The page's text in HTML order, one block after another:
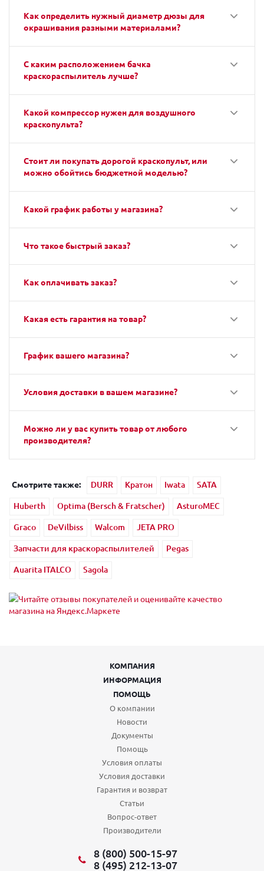
Как определить нужный диаметр дюзы для
окрашивания разными материалами?
С каким расположением бачка
краскораспылитель лучше?
Какой компрессор нужен для воздушного
краскопульта?
Стоит ли покупать дорогой краскопульт, или
можно обойтись бюджетной моделью?
Какой график работы у магазина?
Что такое быстрый заказ?
Как оплачивать заказ?
Какая есть гарантия на товар?
График вашего магазина?
Условия доставки в вашем магазине?
Можно ли у вас купить товар от любого
производителя?
Смотрите также: DURR Кратон Iwata
SATA
Huberth
Optima (Bersch & Fratscher)
AsturoMEC
Graco
DeVilbiss Walcom
JETA PRO
Запчасти для краскораспылителей
Pegas
Auarita ITALCO
Sagola
КОМПАНИЯ
ИНФОРМАЦИЯ
ПОМОЩЬ
О компании
Новости
Документы
Помощь
Условия оплаты
Условия доставки
Гарантия и возврат
Статьи
Вопрос-ответ
Производители
8 (800) 500-15-97
8 (495) 212-13-07